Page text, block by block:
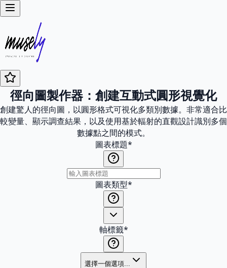
徑向圖製作器：創建互動式圓形視覺化
創建驚人的徑向圖，以圓形格式可視化多類別數據。非常適合比
較變量、顯示調查結果，以及使用基於輻射的直觀設計識別多個
數據點之間的模式。
圖表標題*
圖表類型*
軸標籤*
選擇一個選項...